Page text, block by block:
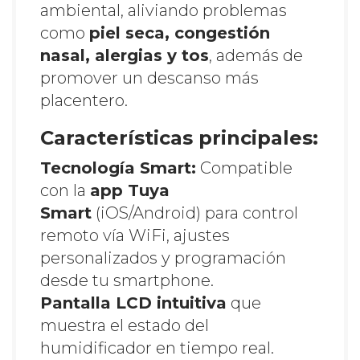
ambiental, aliviando problemas
como piel seca, congestión
nasal, alergias y tos, además de
promover un descanso más
placentero.
Características principales:
Tecnología Smart: Compatible
con la app Tuya
Smart (iOS/Android) para control
remoto vía WiFi, ajustes
personalizados y programación
desde tu smartphone.
Pantalla LCD intuitiva que
muestra el estado del
humidificador en tiempo real.